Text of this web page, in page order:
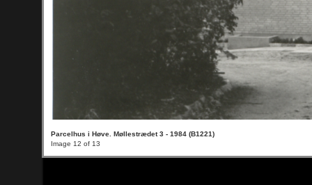
Parcelhus i Høve. Møllestrædet 3 - 1984 (B1221)
Image 12 of 13